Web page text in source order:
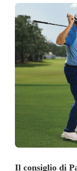
Il consiglio di